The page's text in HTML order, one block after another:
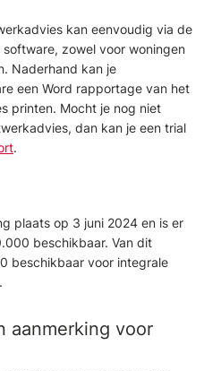
kan eenvoudig via de
software, zowel voor woningen
Naderhand kan je
een Word rapportage van het
printen. Mocht je nog niet
dan kan je een trial
.
plaats op 3 juni 2024 en is er
beschikbaar. Van dit
beschikbaar voor integrale
aanmerking voor